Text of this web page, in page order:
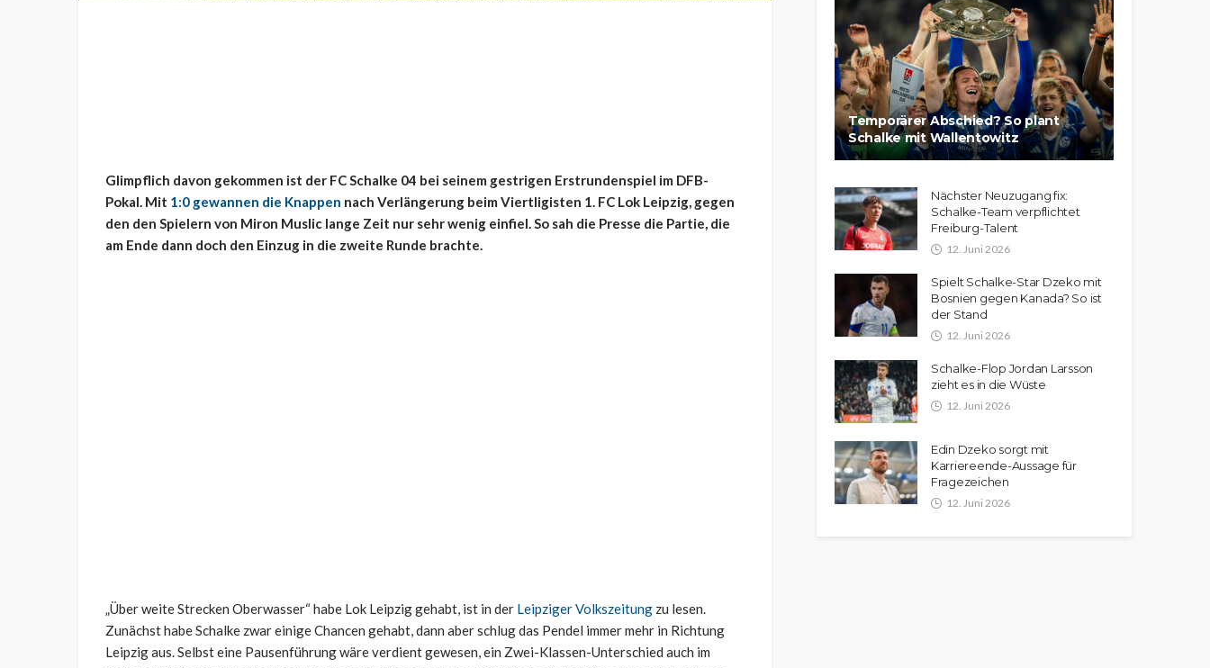
Glimpflich davon gekommen ist der FC Schalke 04 bei seinem gestrigen Erstrundenspiel im DFB-
Pokal. Mit 1:0 gewannen die Knappen nach Verlängerung beim Viertligisten 1. FC Lok Leipzig, gegen
den den Spielern von Miron Muslic lange Zeit nur sehr wenig einfiel. So sah die Presse die Partie, die
am Ende dann doch den Einzug in die zweite Runde brachte.
„Über weite Strecken Oberwasser“ habe Lok Leipzig gehabt, ist in der Leipziger Volkszeitung zu lesen.
Zunächst habe Schalke zwar einige Chancen gehabt, dann aber schlug das Pendel immer mehr in Richtung
Leipzig aus. Selbst eine Pausenführung wäre verdient gewesen, ein Zwei-Klassen-Unterschied auch im
Temporärer Abschied? So plant
Schalke mit Wallentowitz
Nächster Neuzugang fix:
Schalke-Team verpflichtet
Freiburg-Talent
12. Juni 2026
Spielt Schalke-Star Dzeko mit
Bosnien gegen Kanada? So ist
der Stand
12. Juni 2026
Schalke-Flop Jordan Larsson
zieht es in die Wüste
12. Juni 2026
Edin Dzeko sorgt mit
Karriereende-Aussage für
Fragezeichen
12. Juni 2026